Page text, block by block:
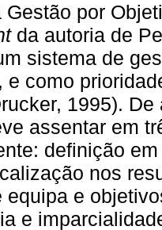
Gestão por
da autoria de
sistema de
e como
1995).
assentar em
definição
nos
equipa e
e